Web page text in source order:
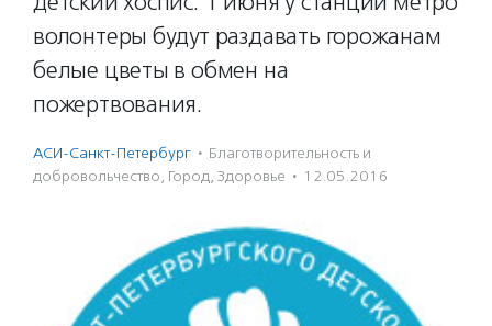
волонтеры будут раздавать горожанам
белые цветы в обмен на
пожертвования.
АСИ-Санкт-Петербург · Благотвори­тель­ность и
доброволь­чест­во, Город, Здоровье · 12.05.2016